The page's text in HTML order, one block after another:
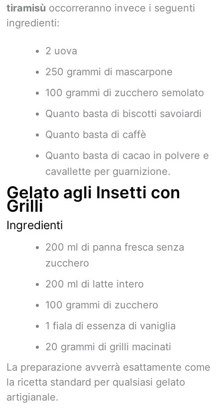
tiramisù occorreranno invece i seguenti
ingredienti:
2 uova
250 grammi di mascarpone
100 grammi di zucchero semolato
Quanto basta di biscotti savoiardi
Quanto basta di caffè
Quanto basta di cacao in polvere e
cavallette per guarnizione.
Gelato agli Insetti con
Grilli
Ingredienti
200 ml di panna fresca senza
zucchero
200 ml di latte intero
100 grammi di zucchero
1 fiala di essenza di vaniglia
20 grammi di grilli macinati
La preparazione avverrà esattamente come
la ricetta standard per qualsiasi gelato
artigianale.